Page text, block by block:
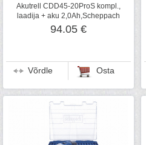
Akutrell CDD45-20ProS kompl.,
laadija + aku 2,0Ah,Scheppach
94.05 €
Võrdle Osta